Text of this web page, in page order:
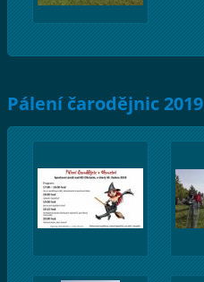
Pálení čarodějnic 2019